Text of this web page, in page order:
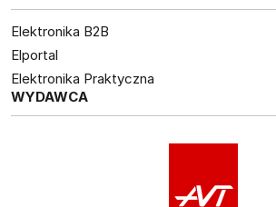
Elektronika B2B
Elportal
Elektronika Praktyczna
WYDAWCA